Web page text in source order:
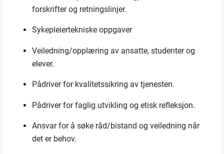
forskrifter og retningslinjer.
Sykepleiertekniske oppgaver
Veiledning/opplæring av ansatte, studenter og
elever.
Pådriver for kvalitetssikring av tjenesten.
Pådriver for faglig utvikling og etisk refleksjon.
Ansvar for å søke råd/bistand og veiledning når
det er behov.